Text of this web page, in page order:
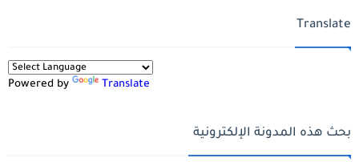
Translate
Powered by Translate
بحث هذه المدونة الإلكترونية